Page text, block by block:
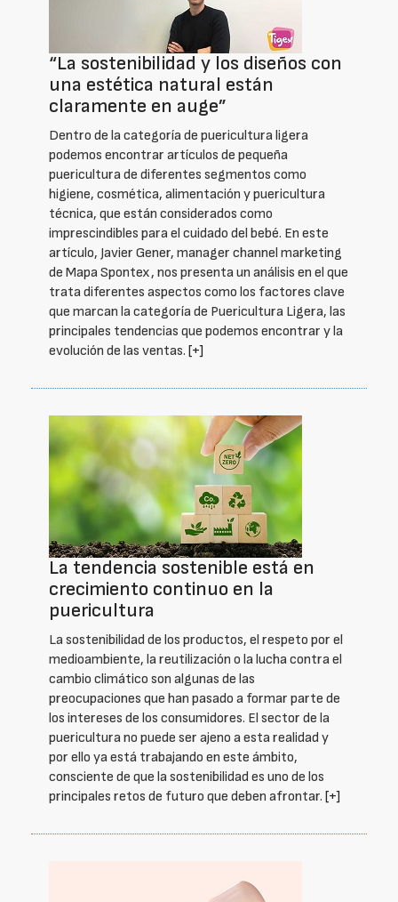
“La sostenibilidad y los diseños con
una estética natural están
claramente en auge”
Dentro de la categoría de puericultura ligera
podemos encontrar artículos de pequeña
puericultura de diferentes segmentos como
higiene, cosmética, alimentación y puericultura
técnica, que están considerados como
imprescindibles para el cuidado del bebé. En este
artículo, Javier Gener, manager channel marketing
de Mapa Spontex, nos presenta un análisis en el que
trata diferentes aspectos como los factores clave
que marcan la categoría de Puericultura Ligera, las
principales tendencias que podemos encontrar y la
evolución de las ventas. [+]
La tendencia sostenible está en
crecimiento continuo en la
puericultura
La sostenibilidad de los productos, el respeto por el
medioambiente, la reutilización o la lucha contra el
cambio climático son algunas de las
preocupaciones que han pasado a formar parte de
los intereses de los consumidores. El sector de la
puericultura no puede ser ajeno a esta realidad y
por ello ya está trabajando en este ámbito,
consciente de que la sostenibilidad es uno de los
principales retos de futuro que deben afrontar. [+]